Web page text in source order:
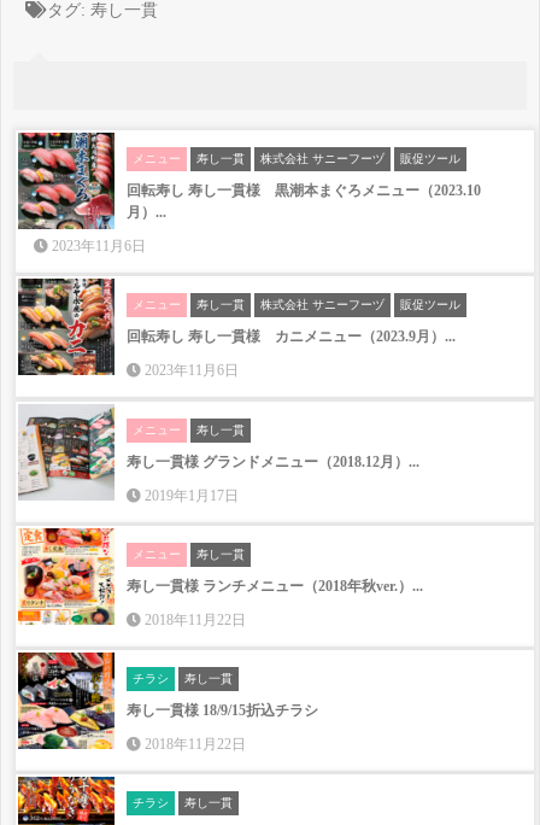
タグ: 寿し一貫
メニュー 寿し一貫 株式会社 サニーフーヅ 販促ツール
回転寿し 寿し一貫様 黒潮本まぐろメニュー（2023.10
月）...
2023年11月6日
メニュー 寿し一貫 株式会社 サニーフーヅ 販促ツール
回転寿し 寿し一貫様 カニメニュー（2023.9月）...
2023年11月6日
メニュー 寿し一貫
寿し一貫様 グランドメニュー（2018.12月）...
2019年1月17日
メニュー 寿し一貫
寿し一貫様 ランチメニュー（2018年秋ver.）...
2018年11月22日
チラシ 寿し一貫
寿し一貫様 18/9/15折込チラシ
2018年11月22日
チラシ 寿し一貫